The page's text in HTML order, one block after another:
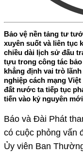
Bảo vệ nền tảng tư
xuyên suốt và liên tục
chiều dài lịch sử đấu
tựu trong công tác
khẳng định vai trò
nghiệp cách mạng
đất nước ta tiếp tục
tiến vào kỷ nguyên
Báo và Đài Phát
có cuộc phỏng vấn
Ủy viên Ban